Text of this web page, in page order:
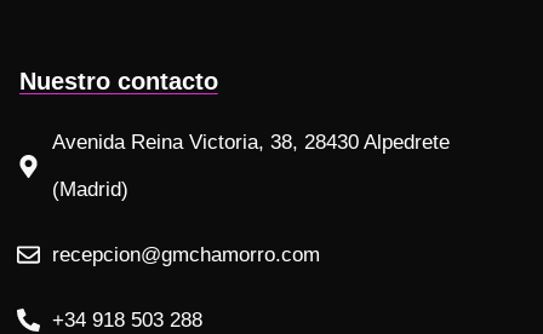
Nuestro contacto
Avenida Reina Victoria, 38, 28430 Alpedrete
(Madrid)
recepcion@gmchamorro.com
+34 918 503 288